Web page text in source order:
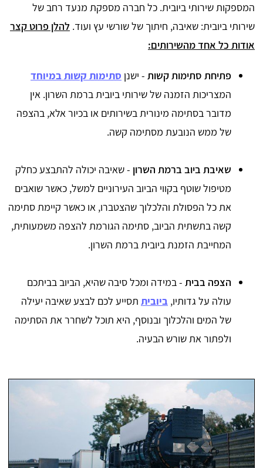
המספקות שירותי ביובית. כל חברה מספקת מנעד רחב של
שירותי ביובית: שאיבה, חיתוך של שורשי עץ ועוד. להלן פרוט קצר
אודות כל אחד מהשירותים:
פתיחת סתימות קשות - ישנן סתימות קשות במיוחד
המצריכות הזמנה של שירותי ביובית ברמת השרון. אין
מדובר בסתימה מינורית בשירותים או בכיור אלא, בהצפה
של ממש הנובעת מסתימה קשה.
שאיבת ביוב ברמת השרון - שאיבה יכולה להתבצע כחלק
מטיפול שוטף בקווי הביוב העירוניים למשל, כאשר שואבים
את כל הפסולת והלכלוך שהצטברו, או כאשר קיימת סתימה
קשה בתשתית הביוב, סתימה הגורמת להצפה משמעותית,
המחייבת הזמנת ביובית ברמת השרון.
הצפה בבית - במידה ומכל סיבה שהיא, הביוב בביתכם
עולה על גדותיו, ביובית תסייע לכם לבצע שאיבה יעילה
של המים והלכלוך ובנוסף, היא תוכל לשחרר את הסתימה
ולפתור את שורש הבעיה.